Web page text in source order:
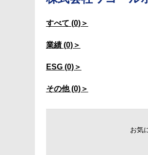
すべて (0)＞
業績 (0)＞
ESG (0)＞
その他 (0)＞
お気